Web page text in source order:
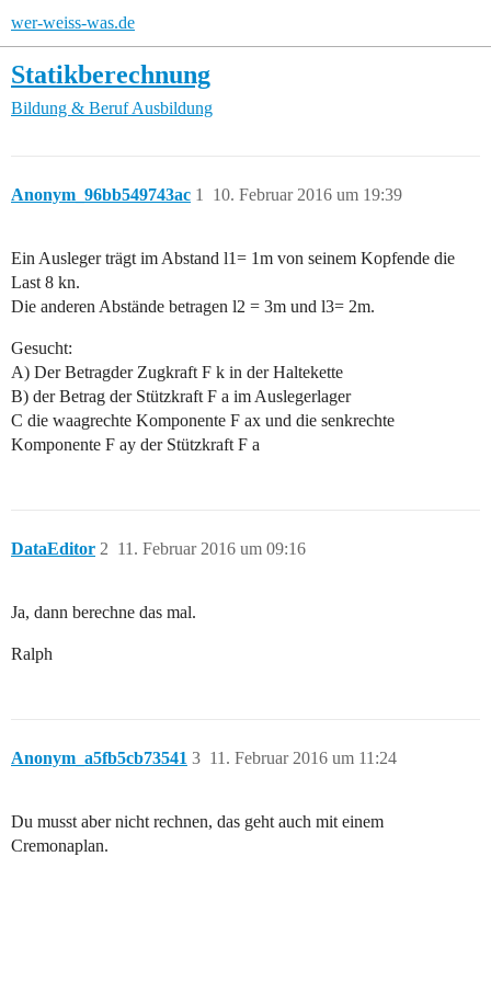
wer-weiss-was.de
Statikberechnung
Bildung & Beruf Ausbildung
Anonym_96bb549743ac 10. Februar 2016 um 19:39
1
Ein Ausleger trägt im Abstand l1= 1m von seinem Kopfende die
Last 8 kn.
Die anderen Abstände betragen l2 = 3m und l3= 2m.
Gesucht:
A) Der Betragder Zugkraft F k in der Haltekette
B) der Betrag der Stützkraft F a im Auslegerlager
C die waagrechte Komponente F ax und die senkrechte
Komponente F ay der Stützkraft F a
DataEditor 11. Februar 2016 um 09:16
2
Ja, dann berechne das mal.
Ralph
Anonym_a5fb5cb73541 11. Februar 2016 um 11:24
3
Du musst aber nicht rechnen, das geht auch mit einem
Cremonaplan.